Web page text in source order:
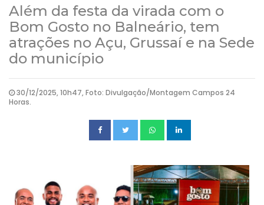
Além da festa da virada com o
Bom Gosto no Balneário, tem
atrações no Açu, Grussaí e na Sede
do município
30/12/2025, 10h47, Foto: Divulgação/Montagem Campos 24
Horas.